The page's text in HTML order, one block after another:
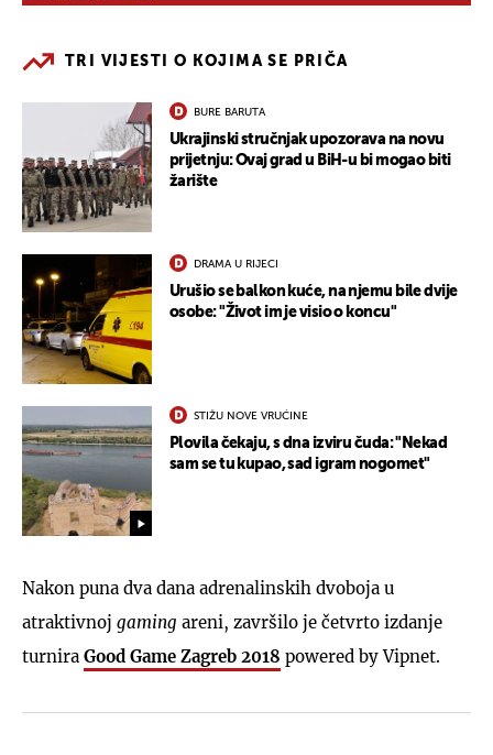
TRI VIJESTI O KOJIMA SE PRIČA
BURE BARUTA
Ukrajinski stručnjak upozorava na novu
prijetnju: Ovaj grad u BiH-u bi mogao biti
žarište
DRAMA U RIJECI
Urušio se balkon kuće, na njemu bile dvije
osobe: "Život im je visio o koncu"
STIŽU NOVE VRUĆINE
Plovila čekaju, s dna izviru čuda: "Nekad
sam se tu kupao, sad igram nogomet"
Nakon puna dva dana adrenalinskih dvoboja u
atraktivnoj gaming areni, završilo je četvrto izdanje
turnira Good Game Zagreb 2018 powered by Vipnet.